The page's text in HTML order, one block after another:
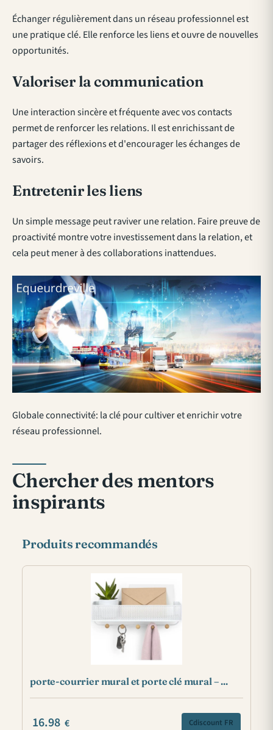
Échanger régulièrement dans un réseau professionnel est
une pratique clé. Elle renforce les liens et ouvre de nouvelles
opportunités.
Valoriser la communication
Une interaction sincère et fréquente avec vos contacts
permet de renforcer les relations. Il est enrichissant de
partager des réflexions et d'encourager les échanges de
savoirs.
Entretenir les liens
Un simple message peut raviver une relation. Faire preuve de
proactivité montre votre investissement dans la relation, et
cela peut mener à des collaborations inattendues.
Globale connectivité: la clé pour cultiver et enrichir votre
réseau professionnel.
Chercher des mentors
inspirants
Produits recommandés
porte-courrier mural et porte clé mural – ...
16.98 € Cdiscount FR